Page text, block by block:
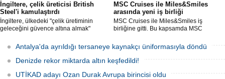
İngiltere, çelik üreticisi British
Steel'i kamulaştırdı
İngiltere, ülkedeki "çelik üretiminin
geleceğini güvence altına almak"
bünyesindeki çelik üreticisi British
Steel'i kamulaştırdı.
MSC Cruises ile Miles&Smiles
arasında yeni iş birliği
MSC Cruises ile Miles&Smiles iş
birliğine gitti. Bu kapsamda MSC
harcanan her 1 Euro için 1 mil kazanma
fırsatı sunulacak.
Antalya'da ayrıldığı tersaneye kaynakçı üniformasıyla döndü
Denizde rekor miktarda altın keşfedildi!
UTİKAD adayı Ozan Durak Avrupa birincisi oldu